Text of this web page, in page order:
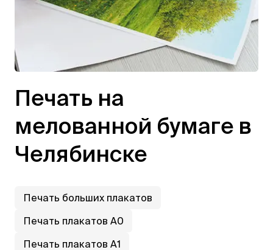
Печать на
мелованной бумаге в
Челябинске
Печать больших плакатов
Печать плакатов А0
Печать плакатов А1